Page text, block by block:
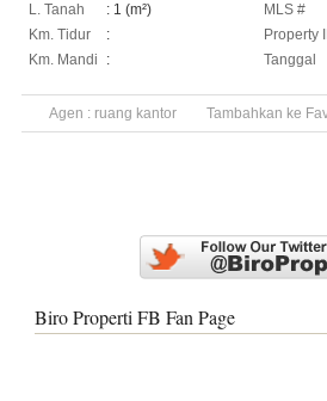
L. Tanah
: 1 (m²)
Km. Tidur
:
Km. Mandi
:
MLS #
Property
Tanggal
Agen : ruang kantor Tambahkan ke
Biro Properti FB Fan Page